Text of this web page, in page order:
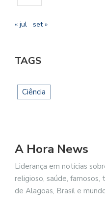
« jul set »
TAGS
Ciência
A Hora News
Liderança em notícias
religioso, saúde, famosos,
de Alagoas, Brasil e